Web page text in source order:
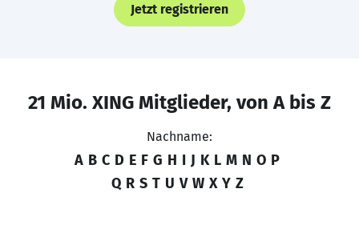
Jetzt registrieren
21 Mio. XING Mitglieder, von A bis Z
Nachname:
A B C D E F G H I J K L M N O P
Q R S T U V W X Y Z